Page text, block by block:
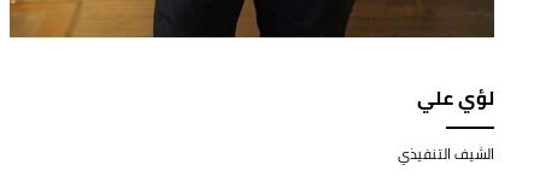
لؤي علي
الشيف التنفيذي